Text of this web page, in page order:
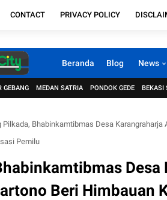
CONTACT PRIVACY POLICY
Beranda Blog News
GEBANG MEDAN SATRIA PONDOK GEDE BEKASI
Pilkada, Bhabinkamtibmas Desa Karangraharja
Pemilu
Desa
Beri Himbauan